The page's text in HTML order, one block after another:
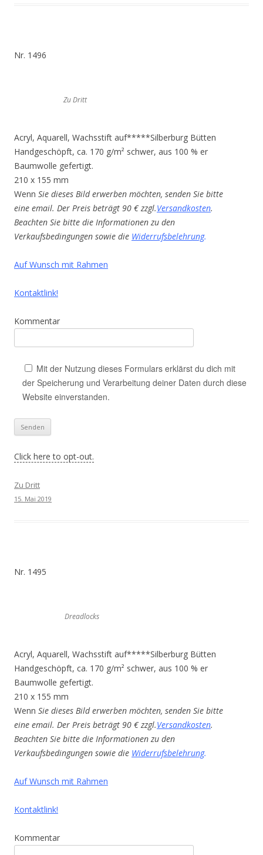
Nr. 1496
Zu Dritt
Acryl, Aquarell, Wachsstift auf*****Silberburg Bütten
Handgeschöpft, ca. 170 g/m² schwer, aus 100 % er
Baumwolle gefertigt.
210 x 155 mm
Wenn Sie dieses Bild erwerben möchten, senden Sie bitte
eine email. Der Preis beträgt 90 € zzgl.Versandkosten.
Beachten Sie bitte die Informationen zu den
Verkaufsbedingungen sowie die Widerrufsbelehrung.
Auf Wunsch mit Rahmen
Kontaktlink!
Kommentar
Mit der Nutzung dieses Formulars erklärst du dich mit
der Speicherung und Verarbeitung deiner Daten durch diese
Website einverstanden.
Click here to opt-out.
Zu Dritt
15. Mai 2019
Nr. 1495
Dreadlocks
Acryl, Aquarell, Wachsstift auf*****Silberburg Bütten
Handgeschöpft, ca. 170 g/m² schwer, aus 100 % er
Baumwolle gefertigt.
210 x 155 mm
Wenn Sie dieses Bild erwerben möchten, senden Sie bitte
eine email. Der Preis beträgt 90 € zzgl.Versandkosten.
Beachten Sie bitte die Informationen zu den
Verkaufsbedingungen sowie die Widerrufsbelehrung.
Auf Wunsch mit Rahmen
Kontaktlink!
Kommentar